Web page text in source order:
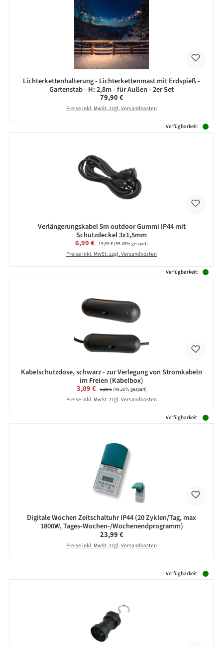
Lichterkettenhalterung - Lichterkettenmast mit Erdspieß -
Gartenstab - H: 2,8m - für Außen - 2er Set
Regulärer Preis:
79,90 €
Preise inkl. MwSt. zzgl. Versandkosten
Verfügbarkeit:
Verlängerungskabel 5m outdoor Gummi IP44 mit
Schutzdeckel 3x1,5mm
Verkaufspreis:
6,99 € Regulärer Preis:
15,69 €(55.45% gespart)
Preise inkl. MwSt. zzgl. Versandkosten
Verfügbarkeit:
Kabelschutzdose, schwarz - zur Verlegung von Stromkabeln
im Freien (Kabelbox)
Verkaufspreis:
3,09 € Regulärer Preis:
6,09 €(49.26% gespart)
Preise inkl. MwSt. zzgl. Versandkosten
Verfügbarkeit:
Digitale Wochen Zeitschaltuhr IP44 (20 Zyklen/Tag, max
1800W, Tages-Wochen-/Wochenendprogramm)
Regulärer Preis:
23,99 €
Preise inkl. MwSt. zzgl. Versandkosten
Verfügbarkeit: